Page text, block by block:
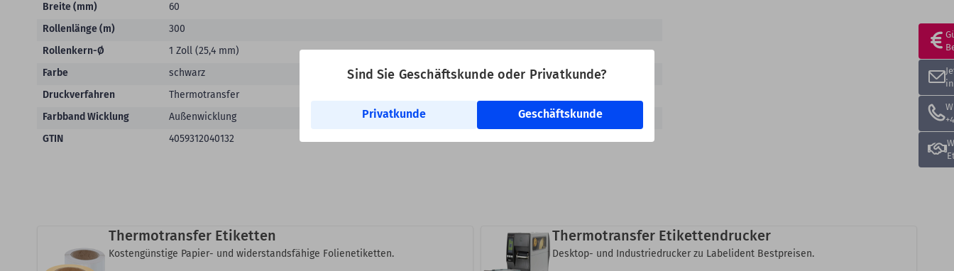
Sind Sie Geschäftskunde oder Privatkunde?
Privatkunde Geschäftskunde
Breite (mm)
60
Rollenlänge (m)
300
Rollenkern-Ø
1 Zoll (25,4 mm)
Farbe
schwarz
Druckverfahren
Thermotransfer
Farbband Wicklung
Außenwicklung
GTIN
4059312040132
Thermotransfer Etiketten
Kostengünstige Papier- und widerstandsfähige Folienetiketten.
Thermotransfer Etikettendrucker
Desktop- und Industriedrucker zu Labelident Bestpreisen.